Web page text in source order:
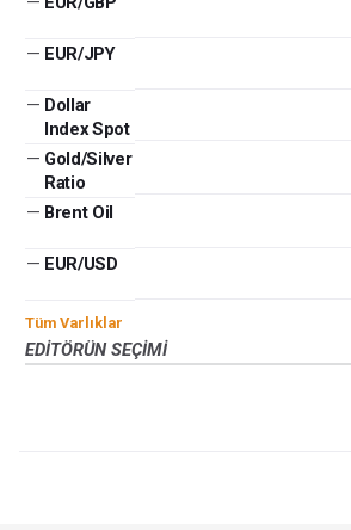
— EUR/JPY
— Dollar
Index Spot
— Gold/Silver
Ratio
— Brent Oil
— EUR/USD
Tüm Varlıklar
EDITÖRÜN SEÇIMI